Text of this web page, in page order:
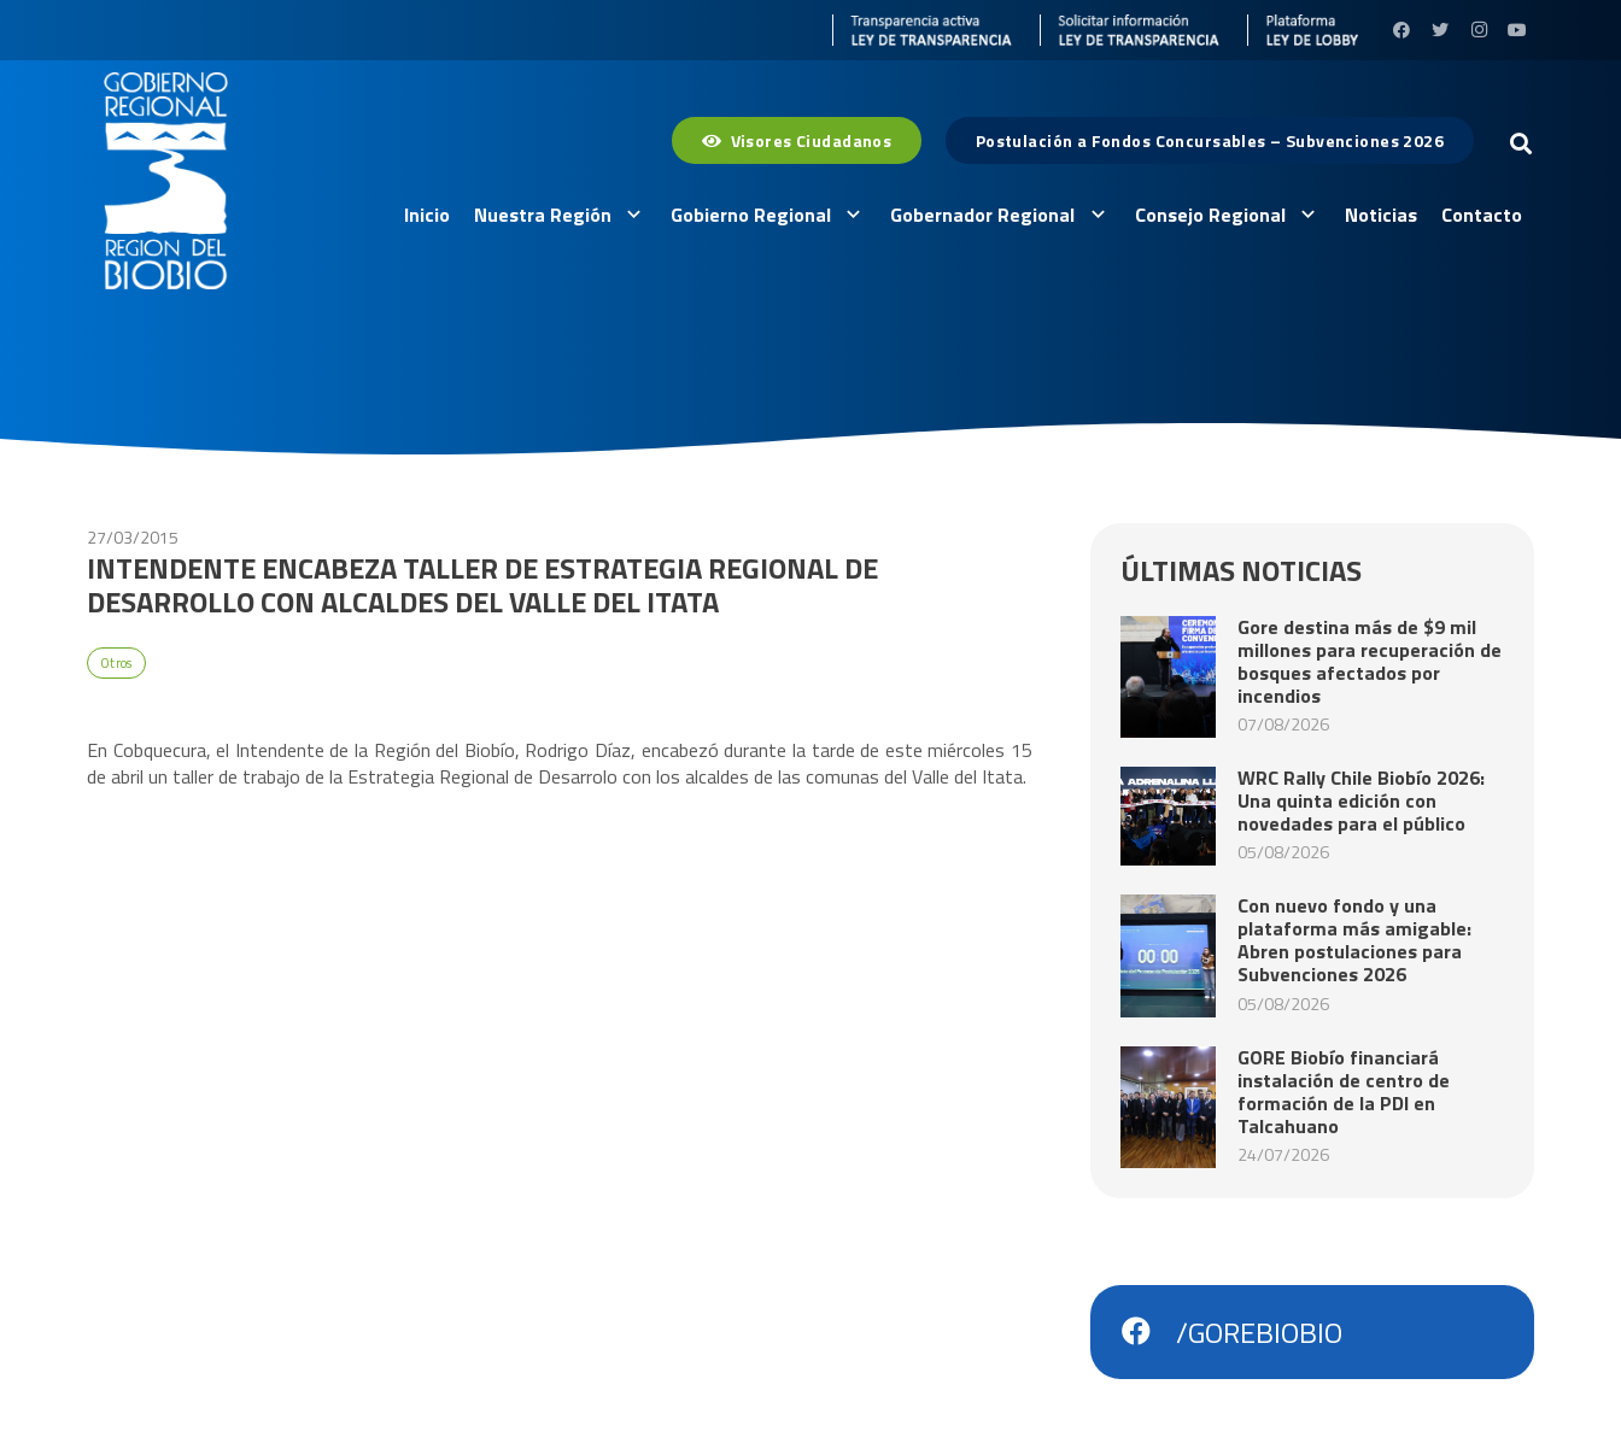
Visores Ciudadanos Postulación a Fondos Concursables – Subvenciones 2026
Inicio Nuestra Región Gobierno Regional Gobernador Regional Consejo Regional Noticias Contacto
27/03/2015
INTENDENTE ENCABEZA TALLER DE ESTRATEGIA REGIONAL DE
DESARROLLO CON ALCALDES DEL VALLE DEL ITATA
Otros
En Cobquecura, el Intendente de la Región del Biobío, Rodrigo Díaz, encabezó durante la tarde de este miércoles 15
de abril un taller de trabajo de la Estrategia Regional de Desarrolo con los alcaldes de las comunas del Valle del Itata.
ÚLTIMAS NOTICIAS
Gore destina más de $9 mil
millones para recuperación de
bosques afectados por
incendios
07/08/2026
WRC Rally Chile Biobío 2026:
Una quinta edición con
novedades para el público
05/08/2026
Con nuevo fondo y una
plataforma más amigable:
Abren postulaciones para
Subvenciones 2026
05/08/2026
GORE Biobío financiará
instalación de centro de
formación de la PDI en
Talcahuano
24/07/2026
/GOREBIOBIO